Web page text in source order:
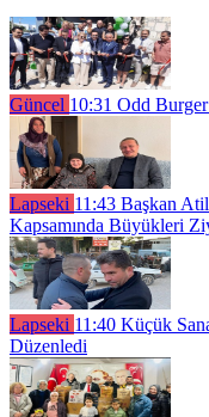
Güncel 10:31 Odd
Lapseki 11:43 Başkan
Kapsamında Büyükleri
Lapseki 11:40 Küçük
Düzenledi